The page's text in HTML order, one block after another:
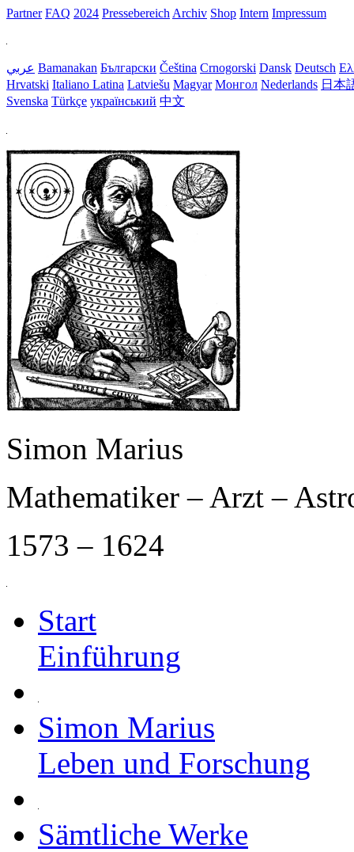
Partner FAQ 2024 Pressebereich Archiv Shop Intern Impressum
عربي Bamanakan Български Čeština Crnogorski Dansk Deutsch
Hrvatski Italiano Latina Latviešu Magyar Монгол Nederlands 日本
Svenska Türkçe український 中文
Simon Marius
Mathematiker – Arzt –
1573 – 1624
Start
Einführung
Simon Marius
Leben und Forschung
Sämtliche Werke